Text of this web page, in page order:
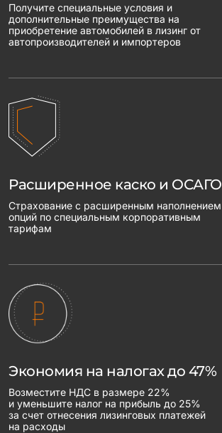
Получите специальные условия и
дополнительные преимущества на
приобретение автомобилей в лизинг от
автопроизводителей и импортеров
Расширенное каско и ОСАГО
Страхование с расширенным наполнением
опций по специальным корпоративным
тарифам
Экономия на налогах до 47%
Возместите НДС в размере 22%
и уменьшите налог на прибыль до 25%
за счет отнесения лизинговых платежей
на расходы